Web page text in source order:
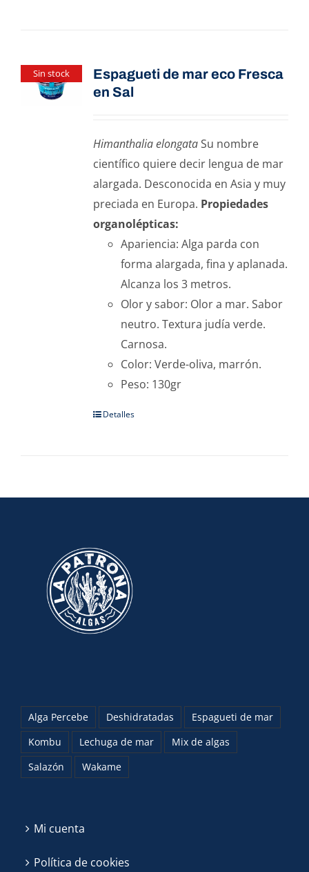
Sin stock
Espagueti de mar eco Fresca
en Sal
Himanthalia elongataSu nombre
científico quiere decir lengua de mar
alargada. Desconocida en Asia y muy
preciada en Europa. Propiedades
organolépticas:
Apariencia: Alga parda con
forma alargada, fina y aplanada.
Alcanza los 3 metros.
Olor y sabor: Olor a mar. Sabor
neutro. Textura judía verde.
Carnosa.
Color: Verde-oliva, marrón.
Peso: 130gr
Detalles
Alga Percebe Deshidratadas
Espagueti de mar
Kombu
Lechuga de mar
Mix de algas
Salazón
Wakame
Mi cuenta
Política de cookies